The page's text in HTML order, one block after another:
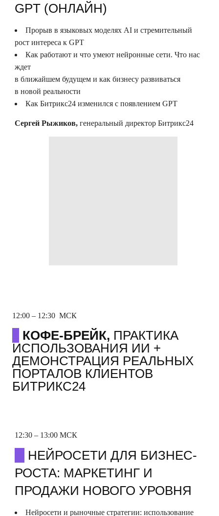
GPT (ОНЛАЙН)
Прорыв в языковых моделях AI и стремительный
рост интереса к GPT
Как работают и что умеют нейронные сети. Что нас
ждет
в ближайшем будущем и как бизнесу развиваться
в новой реальности
Как Битрикс24 изменился с появлением GPT
Сергей Рыжиков, генеральный директор Битрикс24
12:00 – 12:30 МСК
КОФЕ-БРЕЙК, ПРАКТИКА
ИСПОЛЬЗОВАНИЯ ИИ +
ДЕМОНСТРАЦИЯ РЕАЛЬНЫХ
ПОРТАЛОВ КЛИЕНТОВ
БИТРИКС24
12:30 – 13:00 МСК
НЕЙРОСЕТИ ДЛЯ БИЗНЕС-
РОСТА: МАРКЕТИНГ И
ПРОДАЖИ НОВОГО УРОВНЯ
Нейросети и рыночные стратегии: использование